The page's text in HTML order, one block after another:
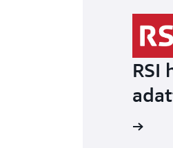
RSI